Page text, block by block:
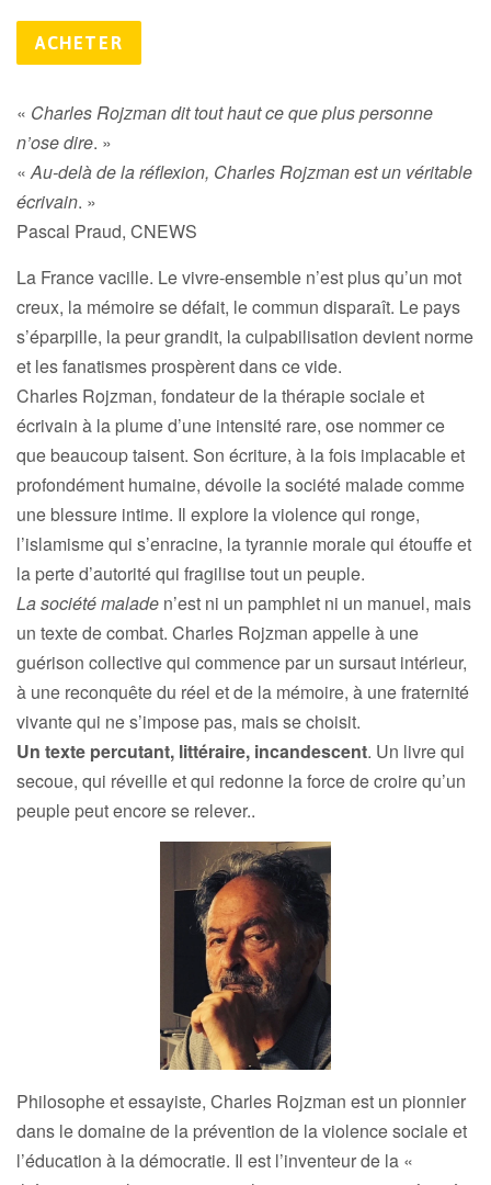
ACHETER
« Charles Rojzman dit tout haut ce que plus personne
n’ose dire. »
«Au-delà de la réflexion, Charles Rojzman est un véritable
écrivain. »
Pascal Praud, CNEWS
La France vacille. Le vivre-ensemble n’est plus qu’un mot
creux, la mémoire se défait, le commun disparaît. Le pays
s’éparpille, la peur grandit, la culpabilisation devient norme
et les fanatismes prospèrent dans ce vide.
Charles Rojzman, fondateur de la thérapie sociale et
écrivain à la plume d’une intensité rare, ose nommer ce
que beaucoup taisent. Son écriture, à la fois implacable et
profondément humaine, dévoile la société malade comme
une blessure intime. Il explore la violence qui ronge,
l’islamisme qui s’enracine, la tyrannie morale qui étouffe et
la perte d’autorité qui fragilise tout un peuple.
La société malade n’est ni un pamphlet ni un manuel, mais
un texte de combat. Charles Rojzman appelle à une
guérison collective qui commence par un sursaut intérieur,
à une reconquête du réel et de la mémoire, à une fraternité
vivante qui ne s’impose pas, mais se choisit.
Un texte percutant, littéraire, incandescent. Un livre qui
secoue, qui réveille et qui redonne la force de croire qu’un
peuple peut encore se relever..
Philosophe et essayiste, Charles Rojzman est un pionnier
dans le domaine de la prévention de la violence sociale et
l’éducation à la démocratie. Il est l’inventeur de la «